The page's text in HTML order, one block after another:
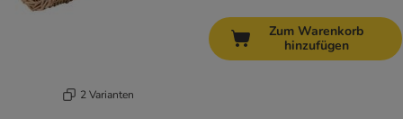
2 Varianten
Zum Warenkorb
hinzufügen